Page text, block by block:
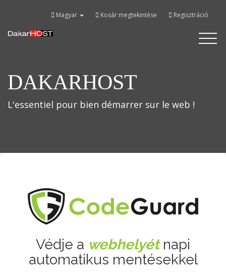
Magyar Kosár megtekintése Regisztráció
Basculer
DAKARHOST
L'essentiel pour bien démarrer sur le web !
Védje a webhelyétnapi
automatikus mentésekkel